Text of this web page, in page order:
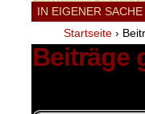
IN EIGENER SACHE
Startseite ›
Beiträge